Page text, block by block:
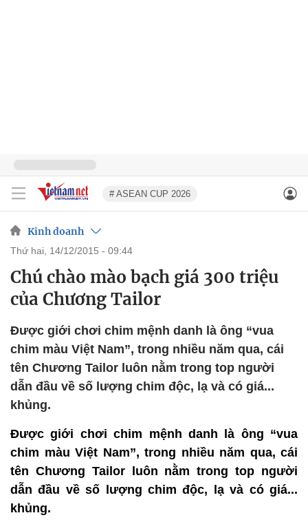
# ASEAN CUP 2026
Kinh doanh
thứ hai, 14/12/2015 - 09:44
Chú chào mào bạch giá 300 triệu
của Chương Tailor
Được giới chơi chim mệnh danh là ông “vua
chim màu Việt Nam”, trong nhiều năm qua, cái
tên Chương Tailor luôn nằm trong top người
dẫn đầu về số lượng chim độc, lạ và có giá...
khủng.
Được giới chơi chim mệnh danh là ông “vua
chim màu Việt Nam”, trong nhiều năm qua, cái
tên Chương Tailor luôn nằm trong top người
dẫn đầu về số lượng chim độc, lạ và có giá...
khủng.